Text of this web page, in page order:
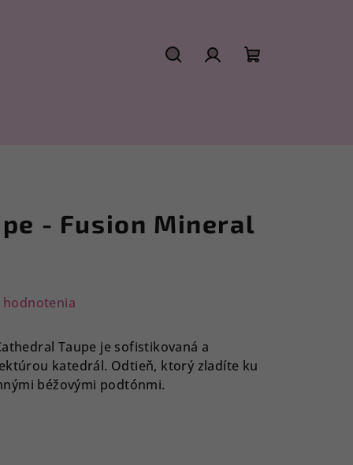
- Fusion Mineral
Taupe je sofistikovaná a
katedrál. Odtieň, ktorý zladíte ku
béžovými podtónmi.